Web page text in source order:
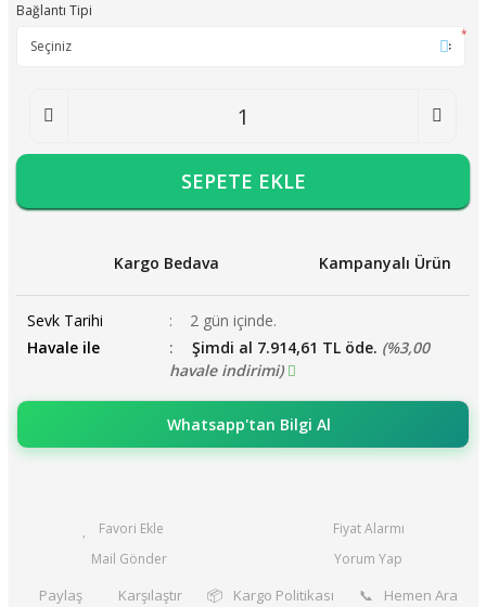
Bağlantı Tipi
*
SEPETE EKLE
Kargo Bedava Kampanyalı Ürün
Sevk Tarihi
2 gün içinde.
Havale ile
Şimdi al 7.914,61 TL öde. (%3,00
havale indirimi)
Whatsapp'tan Bilgi Al
Fiyat Alarmı
Mail Gönder
Yorum Yap
Paylaş Karşılaştır 📦 Kargo Politikası 📞 Hemen Ara